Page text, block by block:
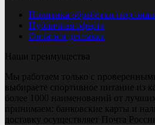
Политика обработки
Публичная оферта
Оплата и доставка
Наши преимущества
Мы работаем только с
выбираете спортивное питание из
более 1000 наименований от
принимаем: банковские карты и
доставку осуществляет Почта